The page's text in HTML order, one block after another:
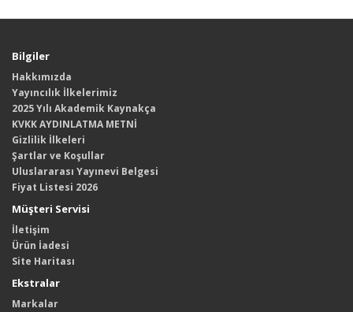
Bilgiler
Hakkımızda
Yayıncılık İlkelerimiz
2025 Yılı Akademik Kaynakça
KVKK AYDINLATMA METNİ
Gizlilik İlkeleri
Şartlar ve Koşullar
Uluslararası Yayınevi Belgesi
Fiyat Listesi 2026
Müşteri Servisi
İletişim
Ürün İadesi
Site Haritası
Ekstralar
Markalar